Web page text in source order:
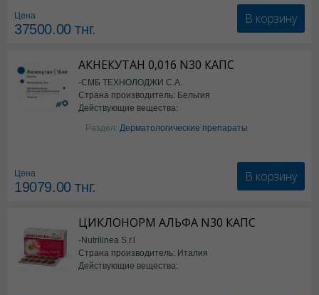
Цена
37500.00тнг.
В корзину
АКНЕКУТАН 0,016 N30 КАПС
-СМБ ТЕХНОЛОДЖИ С.А.
Страна производитель: Бельгия
Действующие вещества:
Изотретиноин
Раздел: Дерматологические препараты
Цена
19079.00тнг.
В корзину
ЦИКЛОНОРМ АЛЬФА N30 КАПС
-Nutrilinea S.r.l
Страна производитель: Италия
Действующие вещества: